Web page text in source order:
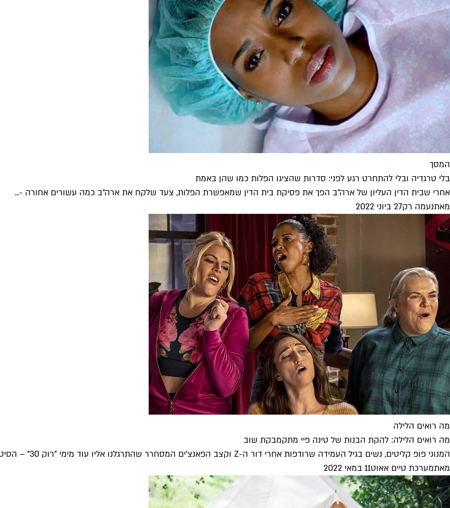
המסך
בלי טרגדיה ובלי להתחרט רגע לפני: סדרות שהציגו הפלות כמו שהן באמת
אחרי שבית הדין העליון של ארה"ב הפך את פסיקת בית הדין שמאפשרת הפלות, צעד שלקח את ארה"ב כמה עשורים אחורה -...
מאתנעמה רק27 ביוני 2022
מה רואים הלילה
מה רואים הלילה: להקת הבנות של טינה פיי מתקמבקת שוב
המנוני פופ קליטים, נשים בגיל העמידה שרודפות אחרי דור ה-Z וקצב הפאנצ'ים המסחרר שהתרגלנו אליו עוד מימי "רוק 30" – הסיטקום...
מאתמערכת טיים אאוט11 במאי 2022